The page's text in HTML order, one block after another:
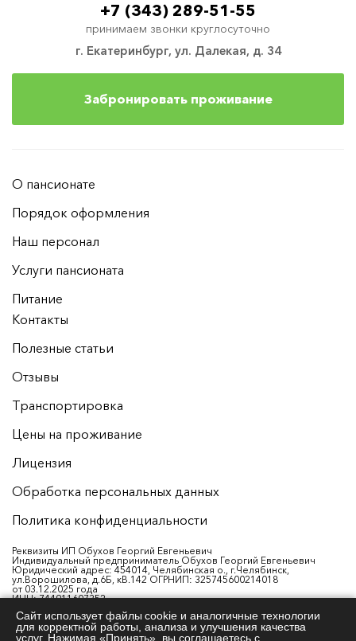
г. Екатеринбург, ул. Далекая, д. 34
+7 (343) 289-51-55
принимаем звонки круглосуточно
Забронировать проживание
О пансионате
Порядок оформления
Наш персонал
Услуги пансионата
Питание
Контакты
Полезные статьи
Отзывы
Транспортировка
Цены на проживание
Лицензия
Обработка персональных данных
Политика конфиденциальности
Реквизиты ИП Обухов Георгий Евгеньевич
Индивидуальный предприниматель Обухов Георгий Евгеньевич
Юридический адрес: 454014, Челябинская о., г.Челябинск,
ул.Ворошилова, д.6Б, кВ.142 ОГРНИП: 325745600214018
от 03.12.2025 года
ИНН: 744911607352
Банк: ФИЛИАЛ «ЕКАТЕРИНБУРГСКИЙ» АО «АЛЬФА-БАНК»
ИНН банка: 7728168971
БИК: 046577964
Сайт использует файлы cookie и аналогичные технологии
для корректной работы, анализа и улучшения качества
услуг. Нажимая «Принять», вы соглашаетесь с